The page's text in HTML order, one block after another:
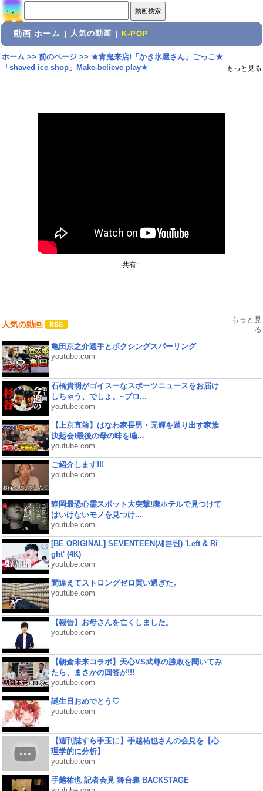
動画 ホーム 人気の動画 K-POP
ホーム>> 前のページ>> ★青鬼来店!「かき氷屋さん」ごっこ★
「shaved ice shop」Make-believe play★
もっと見る
共有:
人気の動画
もっと見
る
亀田京之介選手とボクシングスパーリング
youtube.com
石橋貴明がゴイスーなスポーツニュースをお届け
しちゃう、でしょ。~プロ...
youtube.com
【上京直前】はなわ家長男・元輝を送り出す家族
決起会!最後の母の味を噛...
youtube.com
ご紹介します!!!
youtube.com
静岡最恐心霊スポット大突撃!廃ホテルで見つけて
はいけないモノを見つけ...
youtube.com
[BE ORIGINAL] SEVENTEEN(세븐틴) 'Left & Ri
ght' (4K)
youtube.com
間違えてストロングゼロ買い過ぎた。
youtube.com
【報告】お母さんを亡くしました。
youtube.com
【朝倉未来コラボ】天心VS武尊の勝敗を聞いてみ
たら、まさかの回答が!!!
youtube.com
誕生日おめでとう♡
youtube.com
【週刊誌すら手玉に】手越祐也さんの会見を【心
理学的に分析】
youtube.com
手越祐也 記者会見 舞台裏 BACKSTAGE